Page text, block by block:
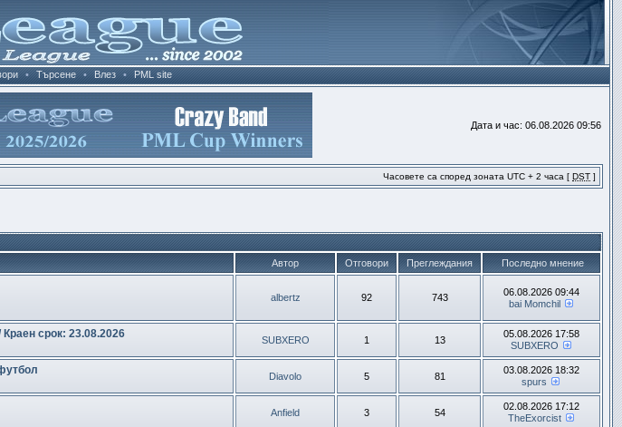
• Търсене • Влез • PML site
Дата и час: 06.08.2026 09:56
Часовете са според зоната UTC + 2 часа [ DST ]
Автор Отговори Преглеждания Последно мнение
albertz 92 743
06.08.2026 09:44
bai Momchil
срок: 23.08.2026 SUBXERO 1 13
05.08.2026 17:58
SUBXERO
Diavolo 5 81
03.08.2026 18:32
spurs
Anfield 3 54
02.08.2026 17:12
TheExorcist